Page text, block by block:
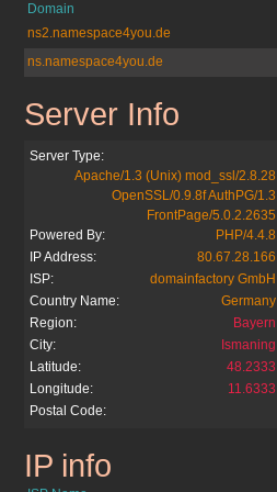
Domain
ns2.namespace4you.de
ns.namespace4you.de
schulkreis.de
Server Info
Server Type:
Apache/1.3 (Unix) mod_ssl/2.8.28
OpenSSL/0.9.8f AuthPG/1.3
FrontPage/5.0.2.2635
Powered By:
PHP/4.4.8
IP Address:
80.67.28.166
ISP:
domainfactory GmbH
Country Name:
Germany
Region:
Bayern
City:
Ismaning
Latitude:
48.2333
Longitude:
11.6333
Postal Code:
schulkreis.de
IP info